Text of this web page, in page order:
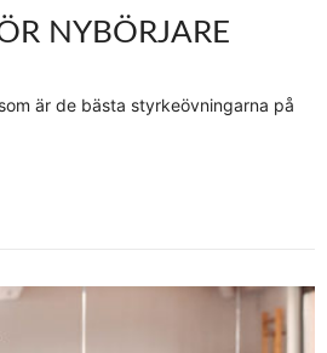
NYBÖRJARE
är de bästa styrkeövningarna på